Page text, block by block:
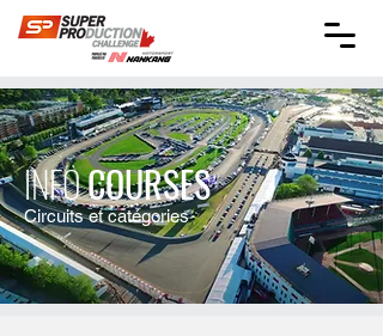
INFOCOURSES
Circuits et catégories